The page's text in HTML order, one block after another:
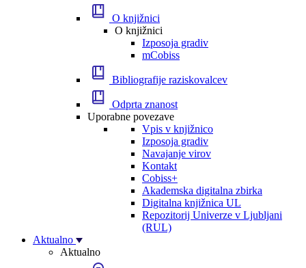
O knjižnici
O knjižnici
Izposoja gradiv
mCobiss
Bibliografije raziskovalcev
Odprta znanost
Uporabne povezave
Vpis v knjižnico
Izposoja gradiv
Navajanje virov
Kontakt
Cobiss+
Akademska digitalna zbirka
Digitalna knjižnica UL
Repozitorij Univerze v Ljubljani
(RUL)
Aktualno
Aktualno